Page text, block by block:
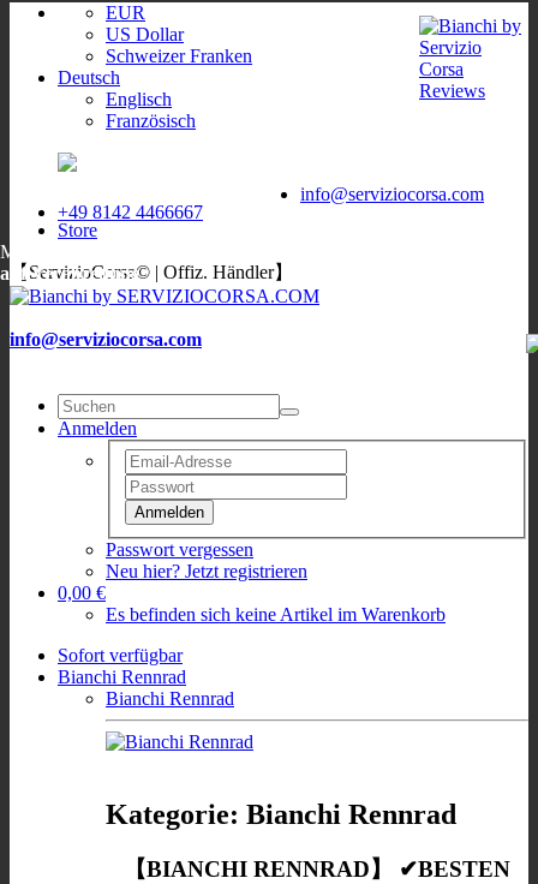
EUR
US Dollar
Schweizer Franken
Deutsch
Englisch
Französisch
info@serviziocorsa.com
+49 8142 4466667
Store
Mo, Di, Do, Fr:
auf Verabredung
【ServizioCorsa© | Offiz. Händler】
info@serviziocorsa.com
Anmelden
Anmelden
Passwort vergessen
Neu hier? Jetzt registrieren
0,00 €
Es befinden sich keine Artikel im Warenkorb
Sofort verfügbar
Bianchi Rennrad
Bianchi Rennrad
Kategorie: Bianchi Rennrad
【BIANCHI RENNRAD】 ✔BESTEN